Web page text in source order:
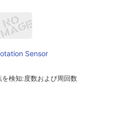
Sensor
検知:度数および周回数